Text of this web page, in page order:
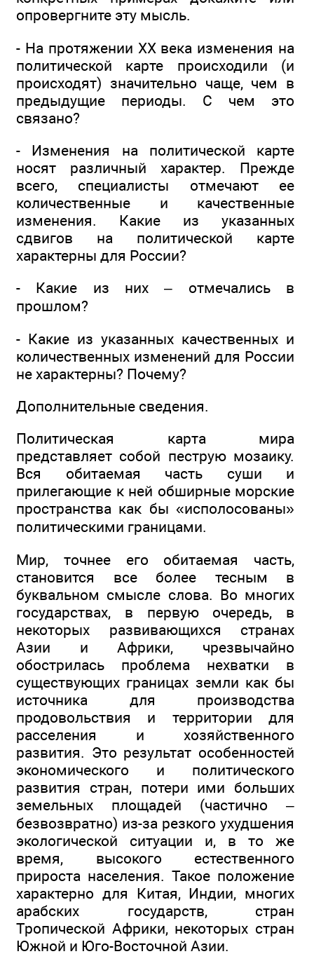
опровергните эту мысль.
- На протяжении ХХ века изменения на
политической карте происходили (и
происходят) значительно чаще, чем в
предыдущие периоды. С чем это
связано?
- Изменения на политической карте
носят различный характер. Прежде
всего, специалисты отмечают ее
количественные и качественные
изменения. Какие из указанных
сдвигов на политической карте
характерны для России?
- Какие из них – отмечались в
прошлом?
- Какие из указанных качественных и
количественных изменений для России
не характерны? Почему?
Дополнительные сведения.
Политическая карта мира
представляет собой пеструю мозаику.
Вся обитаемая часть суши и
прилегающие к ней обширные морские
пространства как бы «исполосованы»
политическими границами.
Мир, точнее его обитаемая часть,
становится все более тесным в
буквальном смысле слова. Во многих
государствах, в первую очередь, в
некоторых развивающихся странах
Азии и Африки, чрезвычайно
обострилась проблема нехватки в
существующих границах земли как бы
источника для производства
продовольствия и территории для
расселения и хозяйственного
развития. Это результат особенностей
экономического и политического
развития стран, потери ими больших
земельных площадей (частично –
безвозвратно) из-за резкого ухудшения
экологической ситуации и, в то же
время, высокого естественного
прироста населения. Такое положение
характерно для Китая, Индии, многих
арабских государств, стран
Тропической Африки, некоторых стран
Южной и Юго-Восточной Азии.